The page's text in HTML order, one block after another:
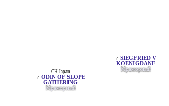
CH Japan
♂ ODIN OF SLOPE
GATHERING
Мраморный
♂ SIEGFRIED V
KOENIGDANE
Мраморный